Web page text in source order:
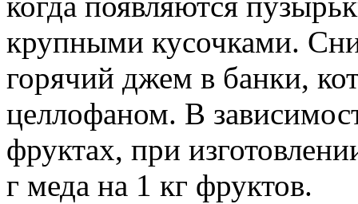
крупными кусочками.
горячий джем в банки,
целлофаном. В
фруктах, при
г меда на 1 кг фруктов.